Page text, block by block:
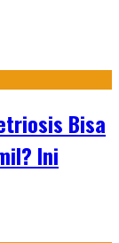
Bisa
Ini